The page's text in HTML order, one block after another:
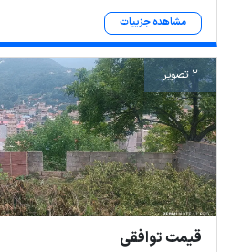
مشاهده جزییات
2 تصویر
قیمت توافقی